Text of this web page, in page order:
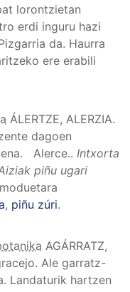
lorontzietan
erdi inguru hazi
da. Haurra
ere erabili
ÁLERTZE, ALERZIA.
dagoen
Alerce.. Intxorta
piñu ugari
, piñu zúri.
AGÁRRATZ,
Ale garratz-
Landaturik hartzen